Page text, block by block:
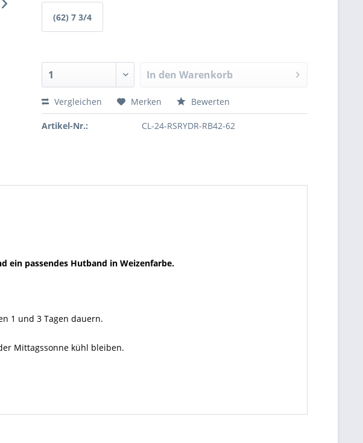
(62) 7 3/4
In den Warenkorb
Vergleichen Merken Bewerten
Artikel-Nr.: CL-24-RSRYDR-RB42-62
ein passendes Hutband in Weizenfarbe.
1 und 3 Tagen dauern.
Mittagssonne kühl bleiben.